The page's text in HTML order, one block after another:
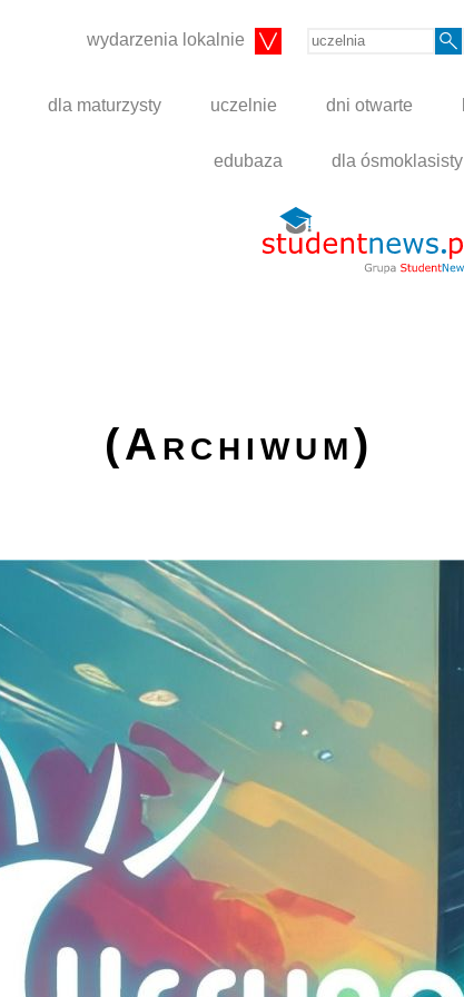
wydarzenia lokalnie
dla maturzysty uczelnie dni otwarte
edubaza dla ósmoklasisty
(Archiwum)